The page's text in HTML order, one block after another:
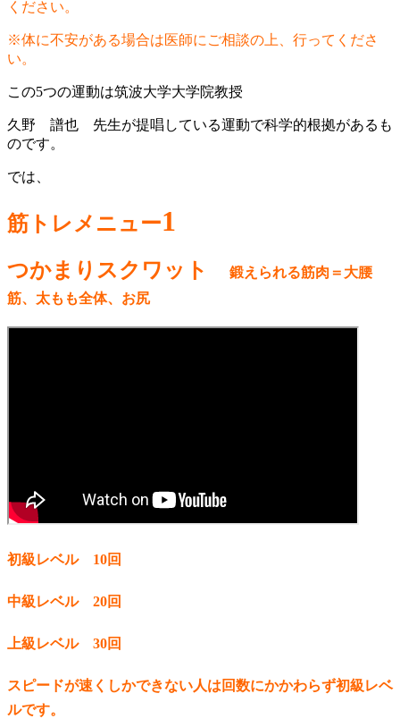
ください。
※体に不安がある場合は医師にご相談の上、行ってくださ
い。
この5つの運動は筑波大学大学院教授
久野 譜也 先生が提唱している運動で科学的根拠があるも
のです。
では、
筋トレメニュー1
つかまりスクワット
鍛えられる筋肉＝大腰
筋、太もも全体、お尻
初級レベル 10回
中級レベル 20回
上級レベル 30回
スピードが速くしかできない人は回数にかかわらず初級レベ
ルです。